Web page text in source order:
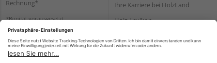
Rechnung*
*Bonität vorausgesetzt
Ihre Karriere bei HolzLand
Holz-Lexikon